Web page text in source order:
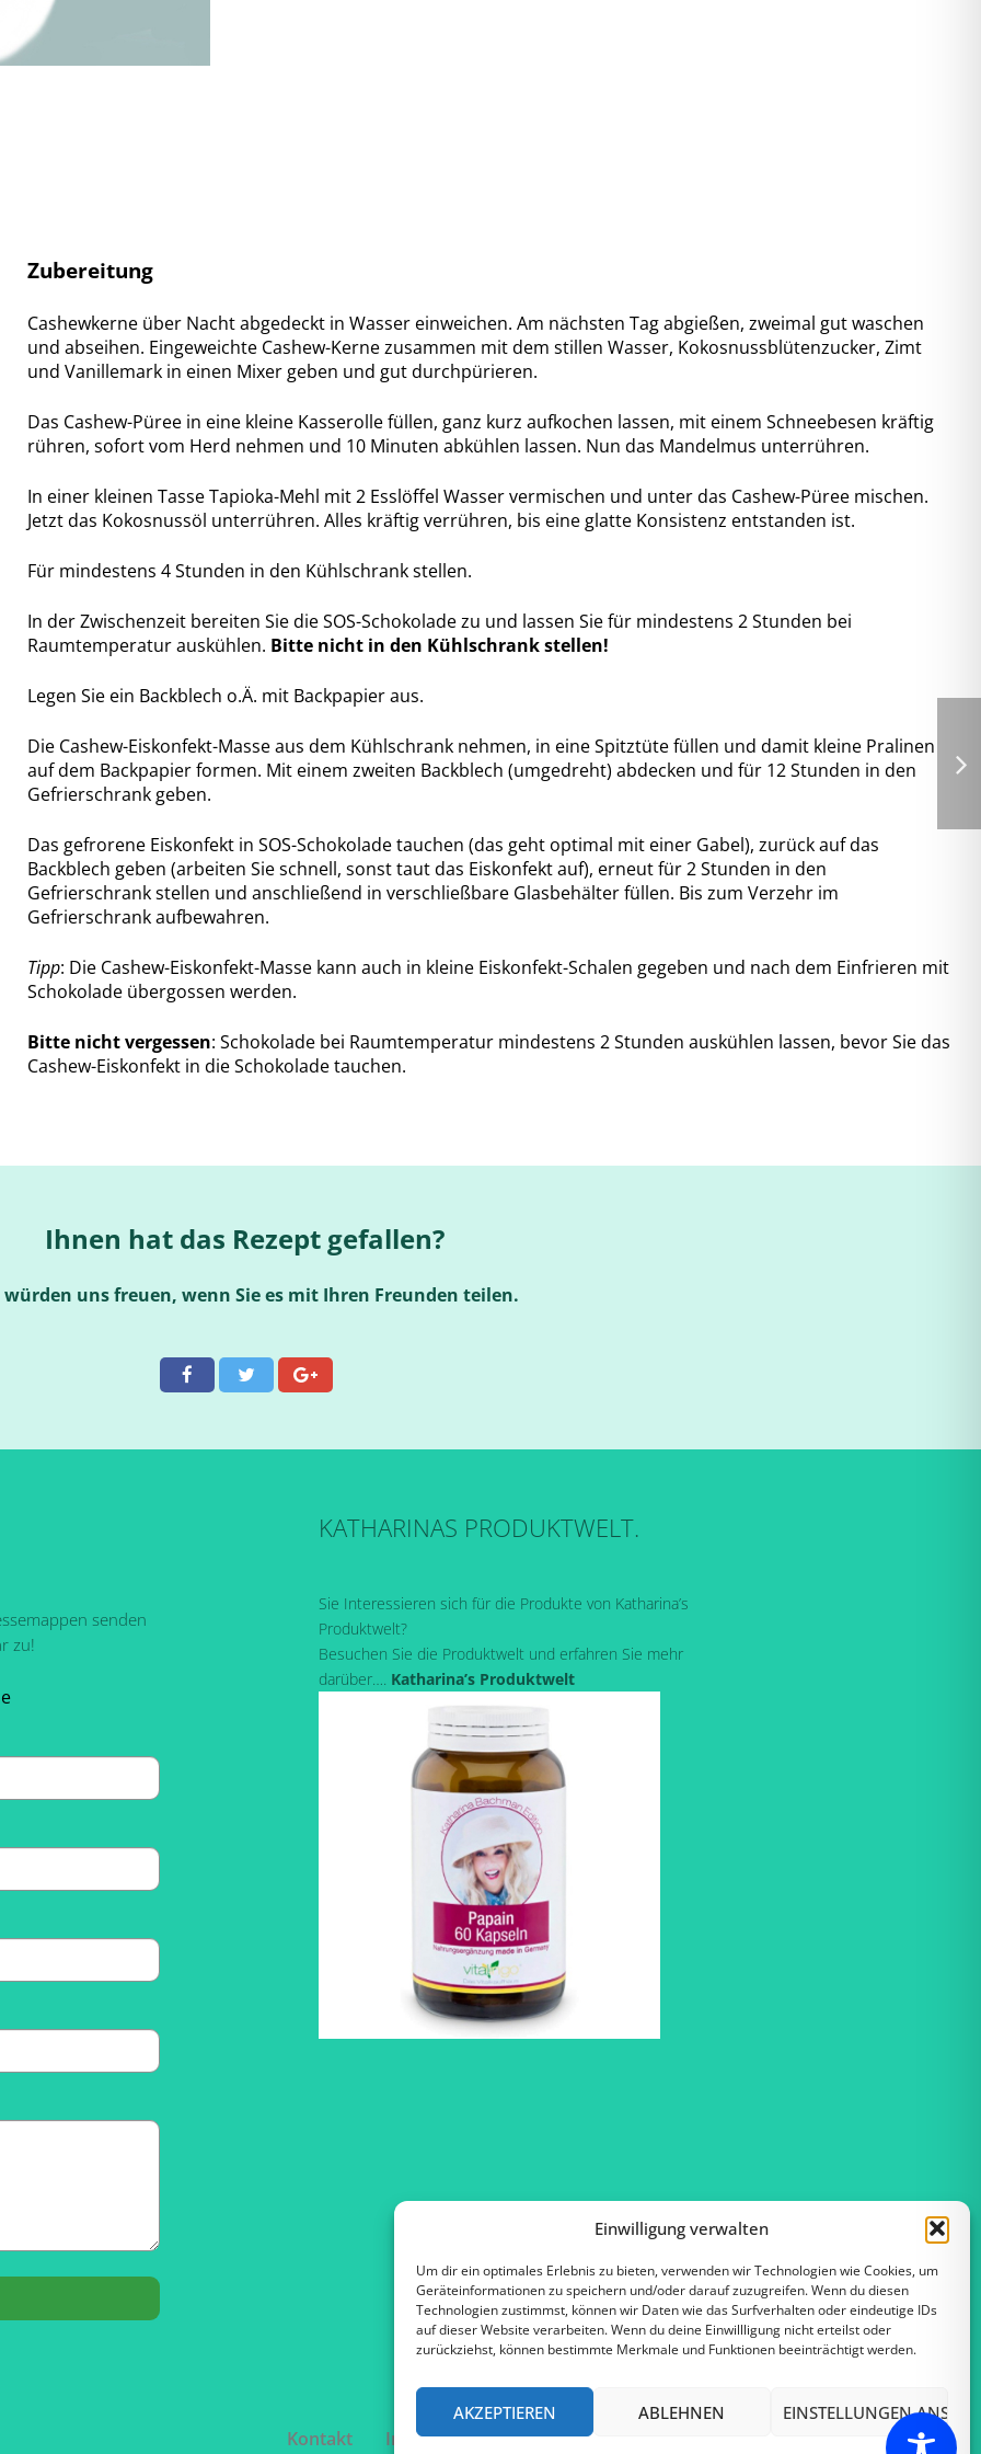
Einwilligung verwalten
Um dir ein optimales Erlebnis zu bieten, verwenden wir Technologien wie Cookies, um
Geräteinformationen zu speichern und/oder darauf zuzugreifen. Wenn du diesen
Technologien zustimmst, können wir Daten wie das Surfverhalten oder eindeutige IDs
auf dieser Website verarbeiten. Wenn du deine Einwillligung nicht erteilst oder
zurückziehst, können bestimmte Merkmale und Funktionen beeinträchtigt werden.
AKZEPTIEREN ABLEHNEN EINSTELLUNGEN
Zubereitung
Cashewkerne über Nacht abgedeckt in Wasser einweichen. Am nächsten Tag abgießen, zweimal gut waschen
und abseihen. Eingeweichte Cashew-Kerne zusammen mit dem stillen Wasser, Kokosnussblütenzucker, Zimt
und Vanillemark in einen Mixer geben und gut durchpürieren.
Das Cashew-Püree in eine kleine Kasserolle füllen, ganz kurz aufkochen lassen, mit einem Schneebesen kräftig
rühren, sofort vom Herd nehmen und 10 Minuten abkühlen lassen. Nun das Mandelmus unterrühren.
In einer kleinen Tasse Tapioka-Mehl mit 2 Esslöffel Wasser vermischen und unter das Cashew-Püree mischen.
Jetzt das Kokosnussöl unterrühren. Alles kräftig verrühren, bis eine glatte Konsistenz entstanden ist.
Für mindestens 4 Stunden in den Kühlschrank stellen.
In der Zwischenzeit bereiten Sie die SOS-Schokolade zu und lassen Sie für mindestens 2 Stunden bei
Raumtemperatur auskühlen. Bitte nicht in den Kühlschrank stellen!
Legen Sie ein Backblech o.Ä. mit Backpapier aus.
Die Cashew-Eiskonfekt-Masse aus dem Kühlschrank nehmen, in eine Spitztüte füllen und damit kleine Pralinen
auf dem Backpapier formen. Mit einem zweiten Backblech (umgedreht) abdecken und für 12 Stunden in den
Gefrierschrank geben.
Das gefrorene Eiskonfekt in SOS-Schokolade tauchen (das geht optimal mit einer Gabel), zurück auf das
Backblech geben (arbeiten Sie schnell, sonst taut das Eiskonfekt auf), erneut für 2 Stunden in den
Gefrierschrank stellen und anschließend in verschließbare Glasbehälter füllen. Bis zum Verzehr im
Gefrierschrank aufbewahren.
Tipp: Die Cashew-Eiskonfekt-Masse kann auch in kleine Eiskonfekt-Schalen gegeben und nach dem Einfrieren mit
Schokolade übergossen werden.
Bitte nicht vergessen: Schokolade bei Raumtemperatur mindestens 2 Stunden auskühlen lassen, bevor Sie das
Cashew-Eiskonfekt in die Schokolade tauchen.
Ihnen hat das Rezept gefallen?
würden uns freuen, wenn Sie es mit Ihren Freunden teilen.
senden
zu!
KATHARINAS PRODUKTWELT.
Sie Interessieren sich für die Produkte von Katharina’s
Produktwelt?
Besuchen Sie die Produktwelt und erfahren Sie mehr
darüber…. Katharina’s Produktwelt
Kontakt Impressum Datenschutz